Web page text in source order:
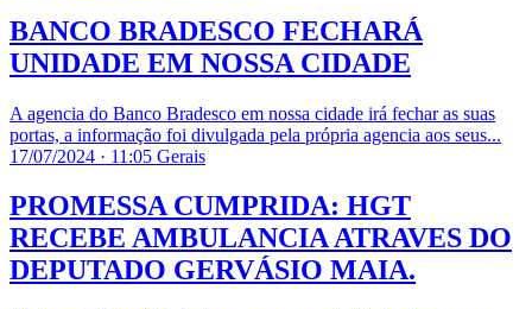
​BANCO BRADESCO FECHARÁ
UNIDADE EM NOSSA CIDADE
A agencia do Banco Bradesco em nossa cidade irá fechar as suas
portas, a informação foi divulgada pela própria agencia aos seus...
17/07/2024 · 11:05 Gerais
PROMESSA CUMPRIDA: HGT
RECEBE AMBULANCIA ATRAVES DO
DEPUTADO GERVÁSIO MAIA.